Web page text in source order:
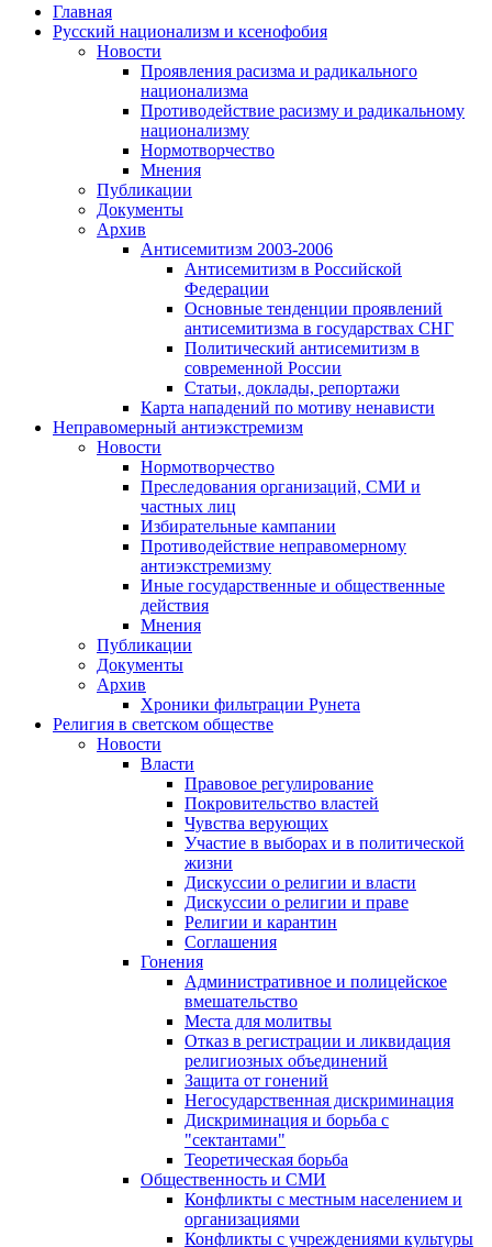
Главная
Русский национализм и ксенофобия
Новости
Проявления расизма и радикального
национализма
Противодействие расизму и радикальному
национализму
Нормотворчество
Мнения
Публикации
Документы
Архив
Антисемитизм 2003-2006
Антисемитизм в Российской
Федерации
Основные тенденции проявлений
антисемитизма в государствах СНГ
Политический антисемитизм в
современной России
Статьи, доклады, репортажи
Карта нападений по мотиву ненависти
Неправомерный антиэкстремизм
Новости
Нормотворчество
Преследования организаций, СМИ и
частных лиц
Избирательные кампании
Противодействие неправомерному
антиэкстремизму
Иные государственные и общественные
действия
Мнения
Публикации
Документы
Архив
Хроники фильтрации Рунета
Религия в светском обществе
Новости
Власти
Правовое регулирование
Покровительство властей
Чувства верующих
Участие в выборах и в политической
жизни
Дискуссии о религии и власти
Дискуссии о религии и праве
Религии и карантин
Соглашения
Гонения
Административное и полицейское
вмешательство
Места для молитвы
Отказ в регистрации и ликвидация
религиозных объединений
Защита от гонений
Негосударственная дискриминация
Дискриминация и борьба с
"сектантами"
Теоретическая борьба
Общественность и СМИ
Конфликты с местным населением и
организациями
Конфликты с учреждениями культуры